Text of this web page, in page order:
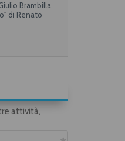
Brambilla
di Renato
attività,